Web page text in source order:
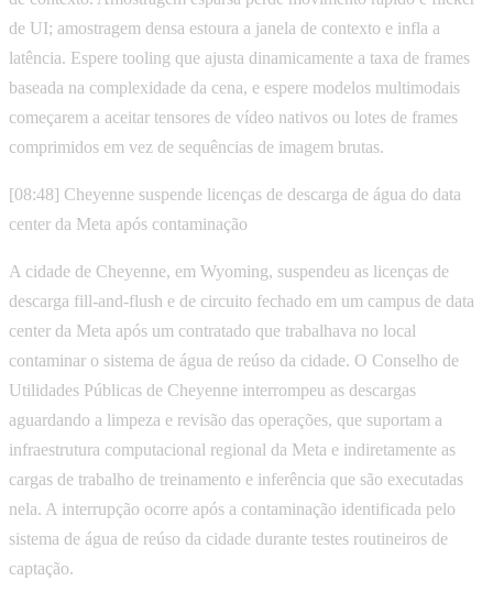
de UI; amostragem densa estoura a janela de contexto e infla a
latência. Espere tooling que ajusta dinamicamente a taxa de frames
baseada na complexidade da cena, e espere modelos multimodais
começarem a aceitar tensores de vídeo nativos ou lotes de frames
comprimidos em vez de sequências de imagem brutas.
[08:48] Cheyenne suspende licenças de descarga de água do data
center da Meta após contaminação
A cidade de Cheyenne, em Wyoming, suspendeu as licenças de
descarga fill-and-flush e de circuito fechado em um campus de data
center da Meta após um contratado que trabalhava no local
contaminar o sistema de água de reúso da cidade. O Conselho de
Utilidades Públicas de Cheyenne interrompeu as descargas
aguardando a limpeza e revisão das operações, que suportam a
infraestrutura computacional regional da Meta e indiretamente as
cargas de trabalho de treinamento e inferência que são executadas
nela. A interrupção ocorre após a contaminação identificada pelo
sistema de água de reúso da cidade durante testes routineiros de
captação.